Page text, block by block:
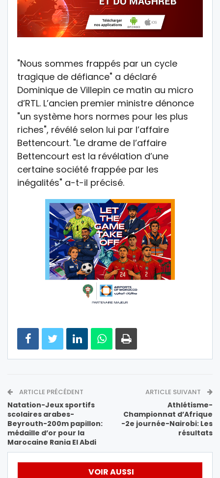
"Nous sommes frappés par un cycle
tragique de défiance" a déclaré
Dominique de Villepin ce matin au micro
d’RTL. L’ancien premier ministre dénonce
"un système hors normes pour les plus
riches", révélé selon lui par l’affaire
Bettencourt. "Le drame de l’affaire
Bettencourt est la révélation d’une
certaine société frappée par les
inégalités" a-t-il précisé.
ARTICLE PRÉCÉDENT
Natation-Jeux sportifs
scolaires arabes-
Beyrouth-200m papillon:
médaille d’or pour la
Marocaine Rania El Abdi
ARTICLE SUIVANT
Athlétisme-
Championnat d’Afrique
-2e journée-Nairobi: Les
résultats
VOIR AUSSI